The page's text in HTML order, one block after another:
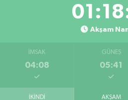
Akşam
İMSAK
04:08
GÜNEŞ
05:41
İKINDI AKŞAM